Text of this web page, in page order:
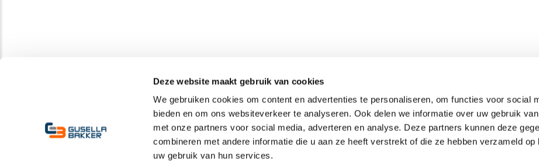
Deze website maakt gebruik van cookies
We gebruiken cookies om content en advertenties te personaliseren, om functies voor social
bieden en om ons websiteverkeer te analyseren. Ook delen we informatie over uw gebruik
met onze partners voor social media, adverteren en analyse. Deze partners kunnen deze
combineren met andere informatie die u aan ze heeft verstrekt of die ze hebben verzameld op
uw gebruik van hun services.